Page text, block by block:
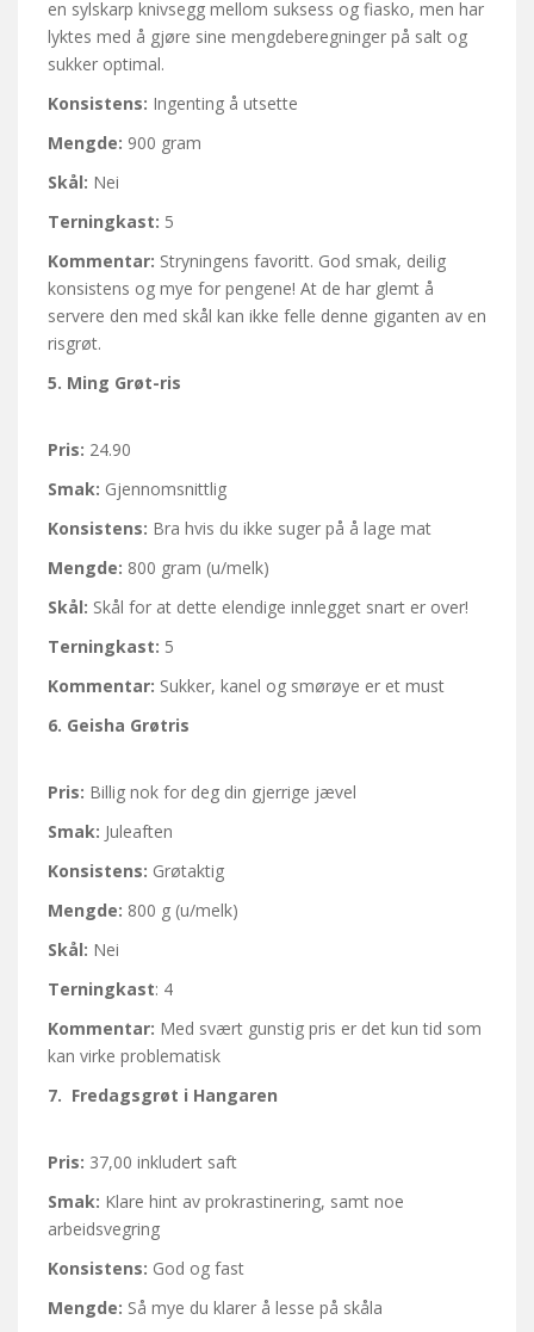
en sylskarp knivsegg mellom suksess og fiasko, men har
lyktes med å gjøre sine mengdeberegninger på salt og
sukker optimal.
Konsistens: Ingenting å utsette
Mengde: 900 gram
Skål: Nei
Terningkast: 5
Kommentar: Stryningens favoritt. God smak, deilig
konsistens og mye for pengene! At de har glemt å
servere den med skål kan ikke felle denne giganten av en
risgrøt.
5. Ming Grøt-ris
Pris: 24.90
Smak: Gjennomsnittlig
Konsistens: Bra hvis du ikke suger på å lage mat
Mengde: 800 gram (u/melk)
Skål: Skål for at dette elendige innlegget snart er over!
Terningkast: 5
Kommentar: Sukker, kanel og smørøye er et must
6. Geisha Grøtris
Pris: Billig nok for deg din gjerrige jævel
Smak: Juleaften
Konsistens: Grøtaktig
Mengde: 800 g (u/melk)
Skål: Nei
Terningkast: 4
Kommentar: Med svært gunstig pris er det kun tid som
kan virke problematisk
7. Fredagsgrøt i Hangaren
Pris: 37,00 inkludert saft
Smak: Klare hint av prokrastinering, samt noe
arbeidsvegring
Konsistens: God og fast
Mengde: Så mye du klarer å lesse på skåla